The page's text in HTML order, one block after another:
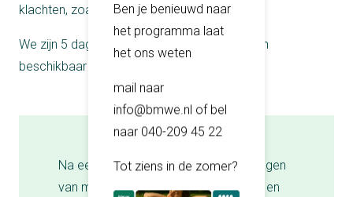
klachten, zoals uitval.
We zijn 5 dagen per week binnen kantooruren
beschikbaar voor opvang.
Na een melding kunnen wij op werkdagen
van maandag t/m vrijdag tussen 9.00 en
Ben je benieuwd naar
het programma laat
het ons weten
mail naar
info@bmwe.nl of bel
naar 040-209 45 22
Tot ziens in de zomer?